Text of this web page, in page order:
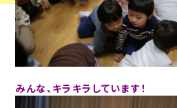
みんな、キラキラしています！